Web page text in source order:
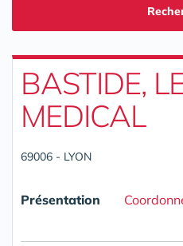
BASTIDE,
MEDICAL
69006 - LYON
Présentation